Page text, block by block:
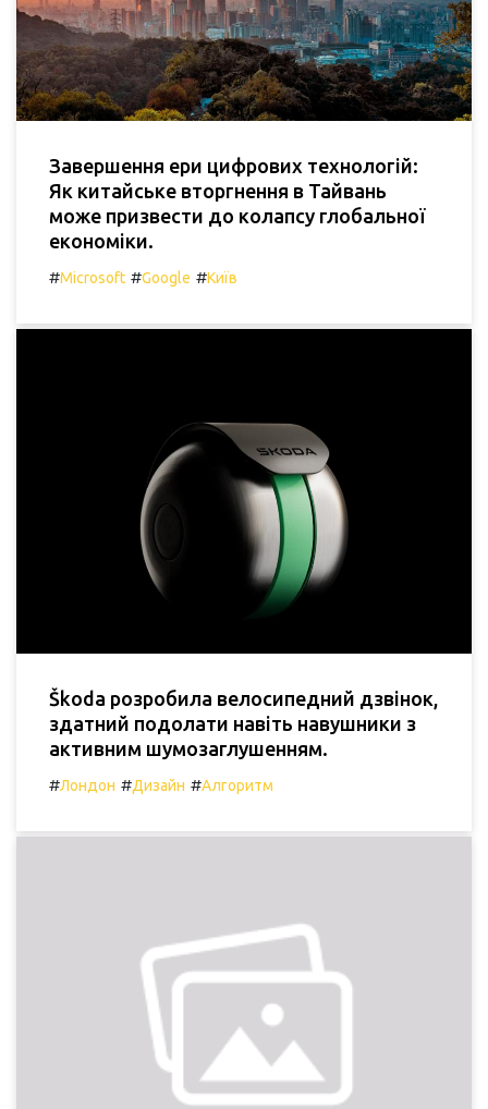
Завершення ери цифрових технологій:
Як китайське вторгнення в Тайвань
може призвести до колапсу глобальної
економіки.
#Microsoft #Google #Київ
Škoda розробила велосипедний дзвінок,
здатний подолати навіть навушники з
активним шумозаглушенням.
#Лондон #Дизайн #Алгоритм